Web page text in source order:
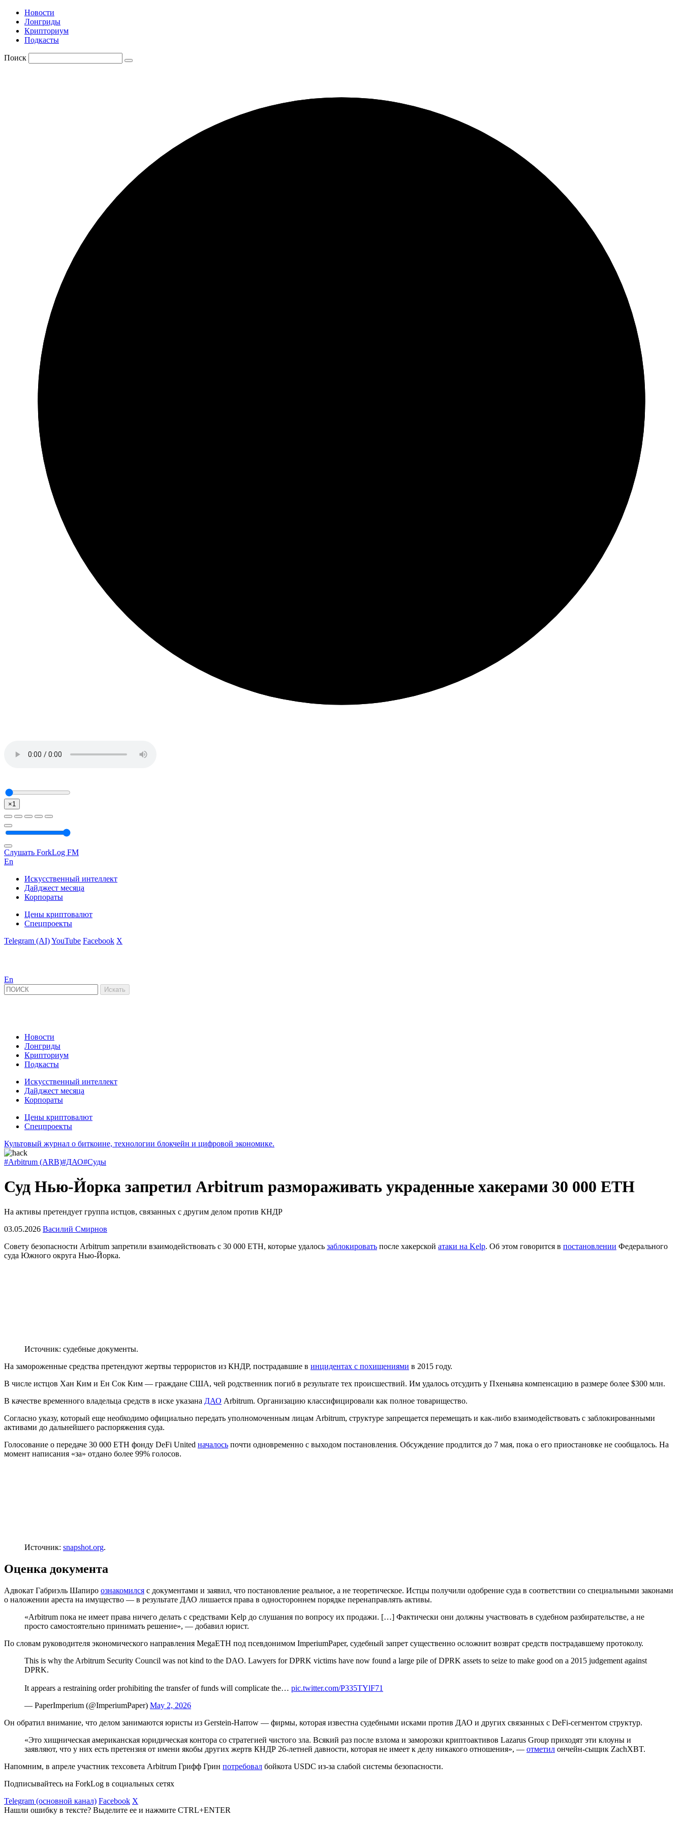
Новости
Лонгриды
Крипториум
Подкасты
Поиск
×1
Слушать ForkLog FM
En
Искусственный интеллект
Дайджест месяца
Корпораты
Цены криптовалют
Спецпроекты
Telegram (AI)YouTube Facebook X
En
Новости
Лонгриды
Крипториум
Подкасты
Искусственный интеллект
Дайджест месяца
Корпораты
Цены криптовалют
Спецпроекты
Культовый журнал о биткоине, технологии блокчейн и цифровой экономике.
#Arbitrum (ARB)#ДАО#Суды
Суд Нью-Йорка запретил Arbitrum размораживать украденные хакерами 30 000 ETH
На активы претендует группа истцов, связанных с другим делом против КНДР
03.05.2026 Василий Смирнов
Совету безопасности Arbitrum запретили взаимодействовать с 30 000 ETH, которые удалось заблокировать после хакерской атаки на Kelp. Об этом говорится в постановлении Федерального
суда Южного округа Нью-Йорка.
Источник: судебные документы.
На замороженные средства претендуют жертвы террористов из КНДР, пострадавшие в инцидентах с похищениями в 2015 году.
В числе истцов Хан Ким и Ен Сок Ким — граждане США, чей родственник погиб в результате тех происшествий. Им удалось отсудить у Пхеньяна компенсацию в размере более $300 млн.
В качестве временного владельца средств в иске указана ДАО Arbitrum. Организацию классифицировали как полное товарищество.
Согласно указу, который еще необходимо официально передать уполномоченным лицам Arbitrum, структуре запрещается перемещать и как-либо взаимодействовать с заблокированными
активами до дальнейшего распоряжения суда.
Голосование о передаче 30 000 ETH фонду DeFi United началось почти одновременно с выходом постановления. Обсуждение продлится до 7 мая, пока о его приостановке не сообщалось. На
момент написания «за» отдано более 99% голосов.
Источник: snapshot.org.
Оценка документа
Адвокат Габриэль Шапиро ознакомился с документами и заявил, что постановление реальное, а не теоретическое. Истцы получили одобрение суда в соответствии со специальными законами
о наложении ареста на имущество — в результате ДАО лишается права в одностороннем порядке перенаправлять активы.
«Arbitrum пока не имеет права ничего делать с средствами Kelp до слушания по вопросу их продажи. […] Фактически они должны участвовать в судебном разбирательстве, а не
просто самостоятельно принимать решение», — добавил юрист.
По словам руководителя экономического направления MegaETH под псевдонимом ImperiumPaper, судебный запрет существенно осложнит возврат средств пострадавшему протоколу.
This is why the Arbitrum Security Council was not kind to the DAO. Lawyers for DPRK victims have now found a large pile of DPRK assets to seize to make good on a 2015 judgement against
DPRK.
It appears a restraining order prohibiting the transfer of funds will complicate the… pic.twitter.com/P335TYlF71
— PaperImperium (@ImperiumPaper) May 2, 2026
Он обратил внимание, что делом занимаются юристы из Gerstein-Harrow — фирмы, которая известна судебными исками против ДАО и других связанных с DeFi-сегментом структур.
«Это хищническая американская юридическая контора со стратегией чистого зла. Всякий раз после взлома и заморозки криптоактивов Lazarus Group приходят эти клоуны и
заявляют, что у них есть претензия от имени якобы других жертв КНДР 26-летней давности, которая не имеет к делу никакого отношения», — отметил ончейн-сыщик ZachXBT.
Напомним, в апреле участник техсовета Arbitrum Грифф Грин потребовал бойкота USDC из-за слабой системы безопасности.
Подписывайтесь на ForkLog в социальных сетях
Telegram (основной канал) Facebook X
Нашли ошибку в тексте? Выделите ее и нажмите CTRL+ENTER